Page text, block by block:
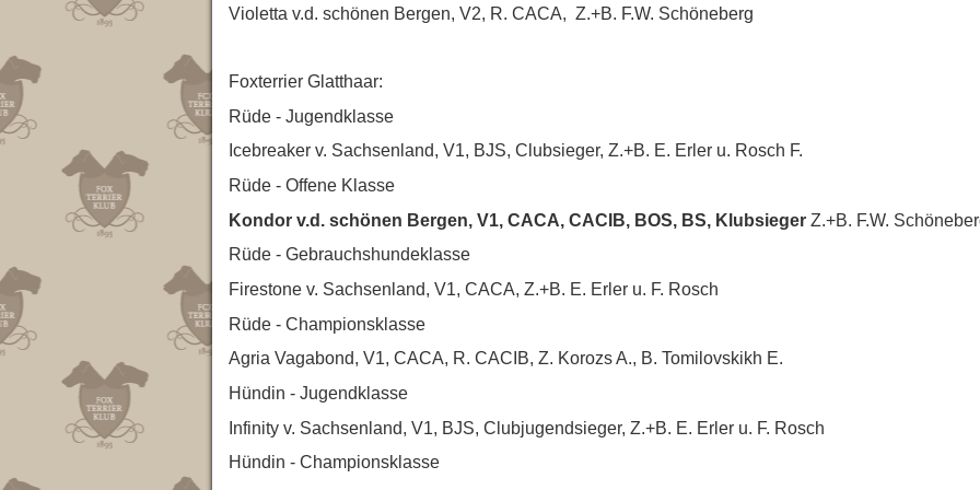
Violetta v.d. schönen Bergen, V2, R. CACA, Z.+B. F.W. Schöneberg
Foxterrier Glatthaar:
Rüde - Jugendklasse
Icebreaker v. Sachsenland, V1, BJS, Clubsieger, Z.+B. E. Erler u. Rosch F.
Rüde - Offene Klasse
Kondor v.d. schönen Bergen, V1, CACA, CACIB, BOS, BS, KlubsiegerZ.+B. F.W.
Rüde - Gebrauchshundeklasse
Firestone v. Sachsenland, V1, CACA, Z.+B. E. Erler u. F. Rosch
Rüde - Championsklasse
Agria Vagabond, V1, CACA, R. CACIB, Z. Korozs A., B. Tomilovskikh E.
Hündin - Jugendklasse
Infinity v. Sachsenland, V1, BJS, Clubjugendsieger, Z.+B. E. Erler u. F. Rosch
Hündin - Championsklasse